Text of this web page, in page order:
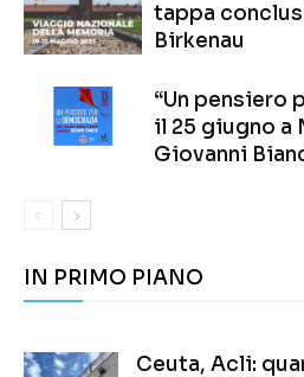
tappa
Birkenau
“Un pensiero
il 25 giugno a
Giovanni
IN PRIMO PIANO
Ceuta, Acli: